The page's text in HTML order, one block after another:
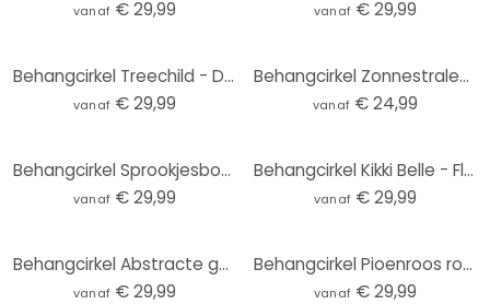
vanaf € 29,99 vanaf € 29,99
Behangcirkel Treechild - Delicate Flowers - vliesbehang/zelfklevend vliesbehang
vanaf € 29,99
Behangcirkel Zonnestralen in het Bos - vliesbehang/zelfklevend vliesbehang
vanaf € 24,99
Behangcirkel Sprookjesbos - Kiciak - vliesbehang/zelfklevend vliesbehang
vanaf € 29,99
Behangcirkel Kikki Belle - Flamingo Oase - vliesbehang/zelfklevend vliesbehang
vanaf € 29,99
Behangcirkel Abstracte golven in het licht van de schemering - Alpenglow Workshop - vliesbehang/zelf
vanaf € 29,99
Behangcirkel Pioenroos roze - Haase - vliesbehang/zelfklevend vliesbehang
vanaf € 29,99